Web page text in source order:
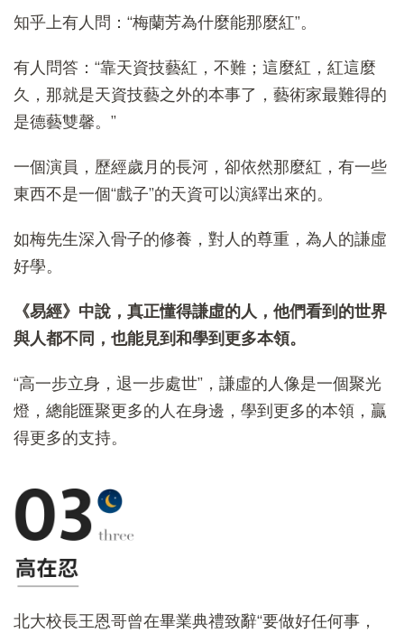
知乎上有人問：“梅蘭芳為什麼能那麼紅”。
有人問答：“靠天資技藝紅，不難；這麼紅，紅這麼
久，那就是天資技藝之外的本事了，藝術家最難得的
是德藝雙馨。”
一個演員，歷經歲月的長河，卻依然那麼紅，有一些
東西不是一個“戲子”的天資可以演繹出來的。
如梅先生深入骨子的修養，對人的尊重，為人的謙虛
好學。
《易經》中說，真正懂得謙虛的人，他們看到的世界
與人都不同，也能見到和學到更多本領。
“高一步立身，退一步處世”，謙虛的人像是一個聚光
燈，總能匯聚更多的人在身邊，學到更多的本領，贏
得更多的支持。
北大校長王恩哥曾在畢業典禮致辭“要做好任何事，